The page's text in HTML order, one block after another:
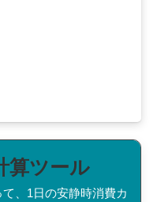
算ツール
、1日の安静時消費カ